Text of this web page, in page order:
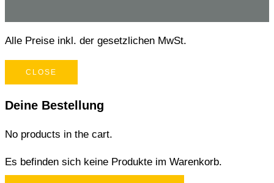
Alle Preise inkl. der gesetzlichen MwSt.
CLOSE
Deine Bestellung
No products in the cart.
Es befinden sich keine Produkte im Warenkorb.